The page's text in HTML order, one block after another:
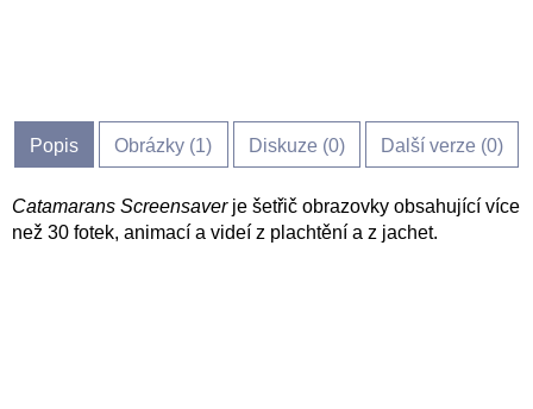
Popis Obrázky (1) Diskuze (0) Další verze (0)
Catamarans Screensaverje šetřič obrazovky obsahující více
než 30 fotek, animací a videí z plachtění a z jachet.